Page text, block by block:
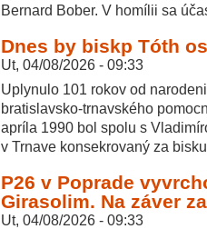
Bernard Bober. V homílii sa
Dnes by biskp Tóth
Ut, 04/08/2026 - 09:33
Uplynulo 101 rokov od
bratislavsko-trnavského
apríla 1990 bol spolu s
v Trnave konsekrovaný za
P26 v Poprade
Girasolim. Na záver
Ut, 04/08/2026 - 09:33